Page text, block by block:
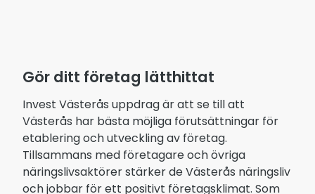
Gör ditt företag lätthittat
Invest Västerås uppdrag är att se till att
Västerås har bästa möjliga förutsättningar för
etablering och utveckling av företag.
Tillsammans med företagare och övriga
näringslivsaktörer stärker de Västerås näringsliv
och jobbar för ett positivt företagsklimat. Som